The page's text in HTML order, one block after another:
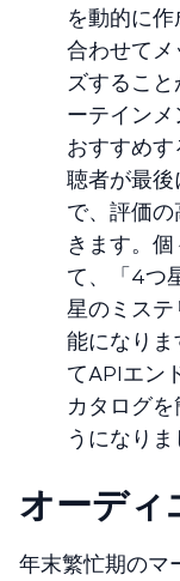
を動的に
合わせて
ズするこ
ーテイン
おすすめ
聴者が最
で、評価
きます。
て、「4つ
星のミス
能になり
てAPIエン
カタログ
うになりま
オーディ
年末繁忙期のマ